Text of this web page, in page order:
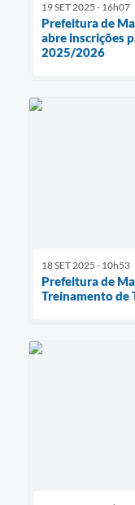
19 SET 2025 - 16h07
Prefeitura de
abre inscrições
2025/2026
18 SET 2025 - 10h53
Prefeitura de
Treinamento de